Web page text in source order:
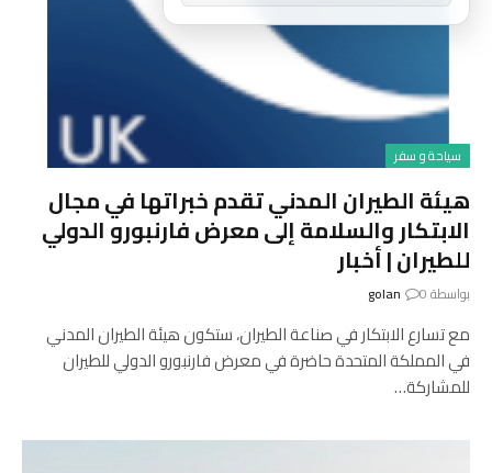
سياحة و سفر
هيئة الطيران المدني تقدم خبراتها في مجال
الابتكار والسلامة إلى معرض فارنبورو الدولي
للطيران | أخبار
بواسطة golan 0
مع تسارع الابتكار في صناعة الطيران، ستكون هيئة الطيران المدني
في المملكة المتحدة حاضرة في معرض فارنبورو الدولي للطيران
للمشاركة…